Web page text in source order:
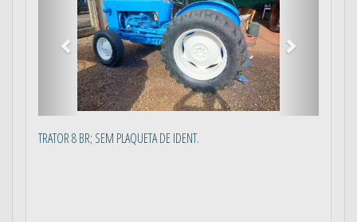
TRATOR 8 BR; SEM PLAQUETA DE IDENT.